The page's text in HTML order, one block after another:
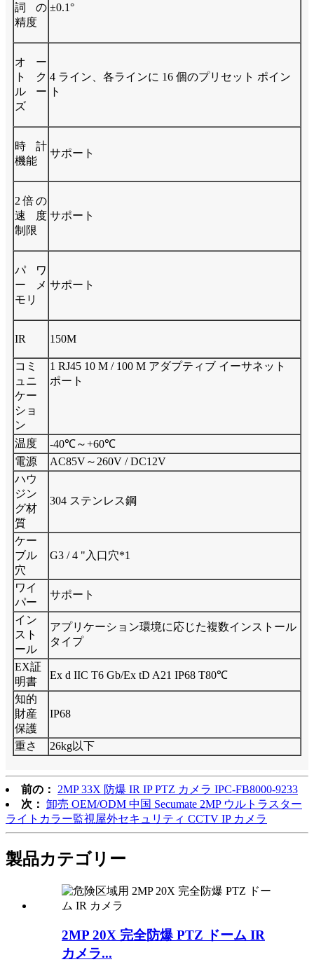
詞の
精度
±0.1°
オー
トク
ルー
ズ
4 ライン、各ラインに 16 個のプリセット ポイン
ト
時計
機能
サポート
2倍の
速度
制限
サポート
パワ
ーメ
モリ
サポート
IR 150M
コミ
ュニ
ケー
ショ
ン
1 RJ45 10 M / 100 M アダプティブ イーサネット
ポート
温度
-40℃～+60℃
電源
AC85V～260V / DC12V
ハウ
ジン
グ材
質
304 ステンレス鋼
ケー
ブル
穴
G3 / 4 "入口穴*1
ワイ
パー
サポート
イン
スト
ール
アプリケーション環境に応じた複数インストール
タイプ
EX証
明書
Ex d IIC T6 Gb/Ex tD A21 IP68 T80℃
知的
財産
保護
IP68
重さ 26kg以下
前の：
2MP 33X 防爆 IR IP PTZ カメラ IPC-FB8000-9233
次： 卸売 OEM/ODM 中国 Secumate 2MP ウルトラスター
ライトカラー監視屋外セキュリティ CCTV IP カメラ
製品カテゴリー
2MP 20X 完全防爆 PTZ ドーム IR
カメラ...